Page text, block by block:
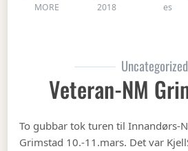
MORE
2018
es
Uncategorized
Veteran-NM
To gubbar tok turen til Innandørs-
Grimstad 10.-11.mars. Det var